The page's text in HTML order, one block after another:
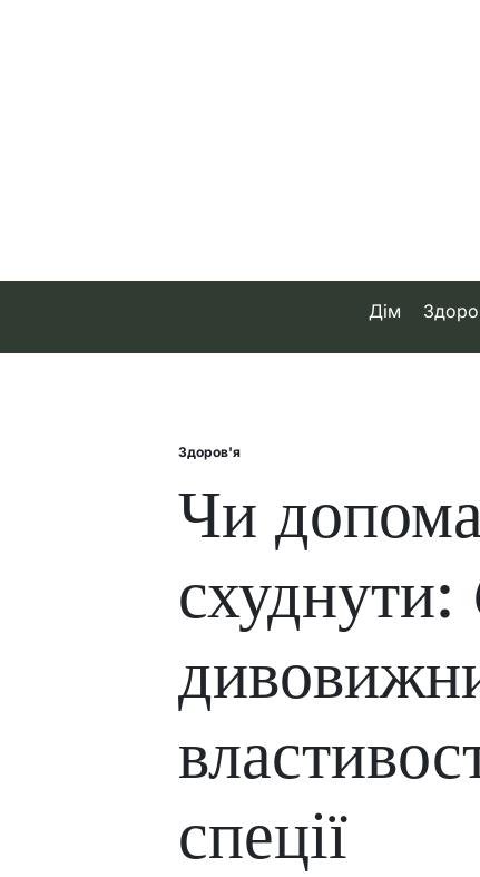
Дім
Posted
Здоров'я
Чи
схуднути:
спеції